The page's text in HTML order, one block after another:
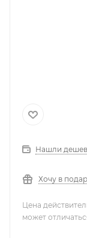
Нашли
Хочу в
Цена
может